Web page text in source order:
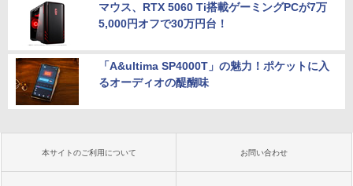
マウス、RTX 5060 Ti搭載ゲーミングPCが7万
5,000円オフで30万円台！
「A&ultima SP4000T」の魅力！ポケットに入
るオーディオの醍醐味
本サイトのご利用について お問い合わせ